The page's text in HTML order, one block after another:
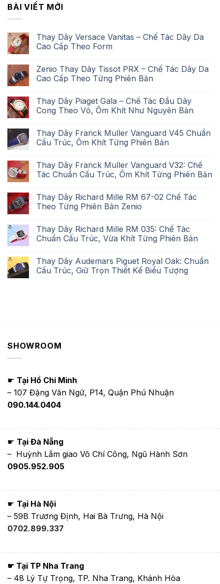
BÀI VIẾT MỚI
Thay Dây Versace Vanitas – Chế Tác Dây Da
Cao Cấp Theo Form
Zenio Thay Dây Tissot PRX – Chế Tác Dây Da
Cao Cấp Theo Từng Phiên Bản
Thay Dây Piaget Gala – Chế Tác Đầu Dây
Cong Theo Vỏ, Ôm Khít Như Nguyên Bản
Thay Dây Franck Muller Vanguard V45 Chuẩn
Cấu Trúc, Ôm Khít Từng Phiên Bản
Thay Dây Franck Muller Vanguard V32: Chế
Tác Chuẩn Cấu Trúc, Ôm Khít Từng Phiên Bản
Thay Dây Richard Mille RM 67-02 Chế Tác
Theo Từng Phiên Bản Zenio
Thay Dây Richard Mille RM 035: Chế Tác
Chuẩn Cấu Trúc, Vừa Khít Từng Phiên Bản
Thay Dây Audemars Piguet Royal Oak: Chuẩn
Cấu Trúc, Giữ Trọn Thiết Kế Biểu Tượng
SHOWROOM
☛ Tại Hồ Chí Minh
– 107 Đặng Văn Ngữ, P14, Quận Phú Nhuận
090.144.0404
☛ Tại Đà Nẵng
– Huỳnh Lắm giao Võ Chí Công, Ngũ Hành Sơn
0905.952.905
☛ Tại Hà Nội
– 59B Trương Định, Hai Bà Trưng, Hà Nội
0702.899.337
☛ Tại TP Nha Trang
– 48 Lý Tự Trọng, TP. Nha Trang, Khánh Hòa